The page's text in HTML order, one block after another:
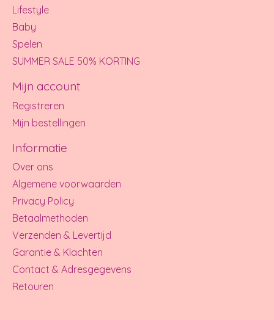
Lifestyle
Baby
Spelen
SUMMER SALE 50% KORTING
Mijn account
Registreren
Mijn bestellingen
Informatie
Over ons
Algemene voorwaarden
Privacy Policy
Betaalmethoden
Verzenden & Levertijd
Garantie & Klachten
Contact & Adresgegevens
Retouren